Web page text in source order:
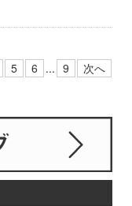
5 6 ... 9 次へ